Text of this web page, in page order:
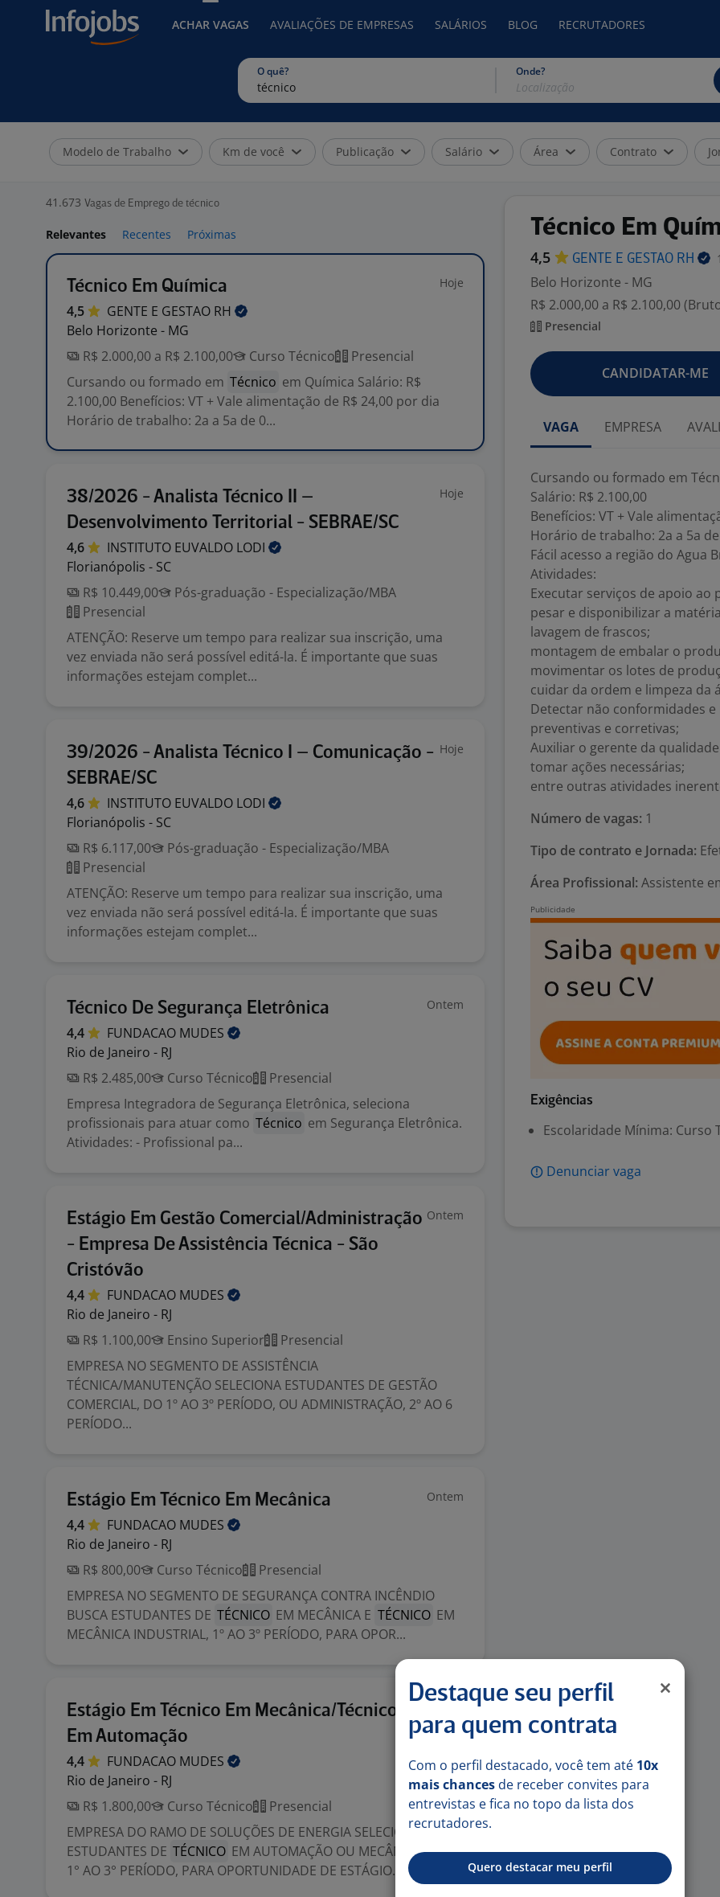
ACHAR VAGAS AVALIAÇÕES DE EMPRESAS SALÁRIOS BLOG RECRUTADORES
O quê? Onde?
Modelo de Trabalho Km de você Publicação Salário Área Contrato
41.673 Vagas de Emprego de técnico
Relevantes Recentes Próximas
Técnico Em Química Hoje
4,5 GENTE E GESTAO RH
Belo Horizonte - MG
R$ 2.000,00 a R$ 2.100,00
Curso Técnico
Presencial
Cursando ou formado em Técnico em Química Salário: R$
2.100,00 Benefícios: VT + Vale alimentação de R$ 24,00 por dia
Horário de trabalho: 2a a 5a de 0...
38/2026 - Analista Técnico II –
Desenvolvimento Territorial - SEBRAE/SC
Hoje
4,6 INSTITUTO EUVALDO LODI
Florianópolis - SC
R$ 10.449,00
Pós-graduação - Especialização/MBA
Presencial
ATENÇÃO: Reserve um tempo para realizar sua inscrição, uma
vez enviada não será possível editá-la. É importante que suas
informações estejam complet...
39/2026 - Analista Técnico I – Comunicação -
SEBRAE/SC
Hoje
4,6 INSTITUTO EUVALDO LODI
Florianópolis - SC
R$ 6.117,00
Pós-graduação - Especialização/MBA
Presencial
ATENÇÃO: Reserve um tempo para realizar sua inscrição, uma
vez enviada não será possível editá-la. É importante que suas
informações estejam complet...
Técnico De Segurança Eletrônica Ontem
4,4 FUNDACAO MUDES
Rio de Janeiro - RJ
R$ 2.485,00
Curso Técnico
Presencial
Empresa Integradora de Segurança Eletrônica, seleciona
profissionais para atuar como Técnico em Segurança Eletrônica.
Atividades: - Profissional pa...
Estágio Em Gestão Comercial/Administração
- Empresa De Assistência Técnica - São
Cristóvão
Ontem
4,4 FUNDACAO MUDES
Rio de Janeiro - RJ
R$ 1.100,00
Ensino Superior
Presencial
EMPRESA NO SEGMENTO DE ASSISTÊNCIA
TÉCNICA/MANUTENÇÃO SELECIONA ESTUDANTES DE GESTÃO
COMERCIAL, DO 1º AO 3º PERÍODO, OU ADMINISTRAÇÃO, 2º AO 6
PERÍODO...
Estágio Em Técnico Em Mecânica Ontem
4,4 FUNDACAO MUDES
Rio de Janeiro - RJ
R$ 800,00
Curso Técnico
Presencial
EMPRESA NO SEGMENTO DE SEGURANÇA CONTRA INCÊNDIO
BUSCA ESTUDANTES DE TÉCNICO EM MECÂNICA E TÉCNICO EM
MECÂNICA INDUSTRIAL, 1º AO 3º PERÍODO, PARA OPOR...
Estágio Em Técnico Em Mecânica/Técnico
Em Automação
4,4 FUNDACAO MUDES
Rio de Janeiro - RJ
R$ 1.800,00
Curso Técnico
Presencial
EMPRESA DO RAMO DE SOLUÇÕES DE ENERGIA SELECIONA
ESTUDANTES DE TÉCNICO EM AUTOMAÇÃO OU MECÂNICA, DO
1° AO 3° PERÍODO, PARA OPORTUNIDADE DE ESTÁGIO. ...
Técnico Em
4,5 GENTE E GESTAO RH
Belo Horizonte - MG
R$ 2.000,00 a R$ 2.100,00
Presencial
CANDIDATAR-ME
VAGA EMPRESA
Cursando ou formado em
Salário: R$ 2.100,00
Benefícios: VT + Vale
Horário de trabalho: 2a a 5a de
Fácil acesso a região do Agua
Atividades:
Executar serviços de apoio
pesar e disponibilizar a
lavagem de frascos;
montagem de embalar o
movimentar os lotes de
cuidar da ordem e limpeza da
Detectar não conformidades
preventivas e corretivas;
Auxiliar o gerente da
tomar ações necessárias;
entre outras atividades
Número de vagas: 1
Tipo de contrato e Jornada:
Área Profissional: Assistente
Exigências
Escolaridade Mínima: Curso
Denunciar vaga
Destaque seu perfil
para quem contrata
Com o perfil destacado, você tem até 10x
mais chances de receber convites para
entrevistas e fica no topo da lista dos
recrutadores.
Quero destacar meu perfil